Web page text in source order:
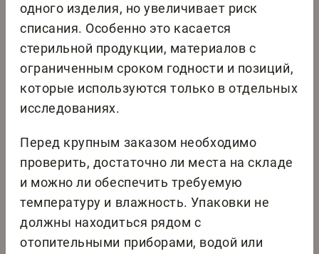
одного изделия, но увеличивает риск
списания. Особенно это касается
стерильной продукции, материалов с
ограниченным сроком годности и позиций,
которые используются только в отдельных
исследованиях.
Перед крупным заказом необходимо
проверить, достаточно ли места на складе
и можно ли обеспечить требуемую
температуру и влажность. Упаковки не
должны находиться рядом с
отопительными приборами, водой или